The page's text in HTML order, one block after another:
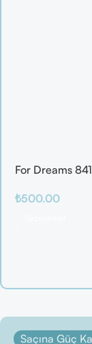
For Dreams
Takımı
₺500.00
Saçına Güç